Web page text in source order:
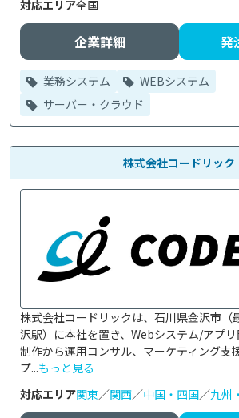
対応エリア全国
企業詳細 発
業務システム
WEBシステム
サーバー・クラウド
株式会社コードリック
株式会社コードリックは、石川県金沢市（
沢駅）に本社を置き、Webシステム/アプ
制作から運用コンサル、マーケティング支
プ...もっと見る
対応エリア関東／関西／中国・四国／九州